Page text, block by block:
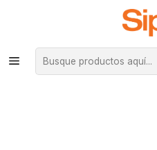
¡Compra hasta mediodía y recibe
Santiago. Envío gratis desde $29.990
Inicio Computación y
Teclado Mecánico Redragon